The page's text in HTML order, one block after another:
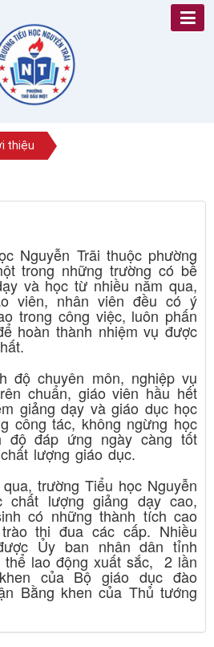
thiệu
Trãi thuộc phường
trong những trường có bề
và học từ nhiều năm qua,
viên, nhân viên đều có ý
trong công việc, luôn phấn
hoàn thành nhiệm vụ được
độ chuyên môn, nghiệp vụ
chuẩn, giáo viên hầu hết
giảng dạy và giáo dục học
công tác, không ngừng học
độ đáp ứng ngày càng tốt
lượng giáo dục.
trường Tiểu học Nguyễn
chất lượng giảng dạy cao,
có những thành tích cao
thi đua các cấp. Nhiều
Ủy ban nhân dân tỉnh
thể lao động xuất sắc, 2 lần
của Bộ giáo dục đào
Bằng khen của Thủ tướng